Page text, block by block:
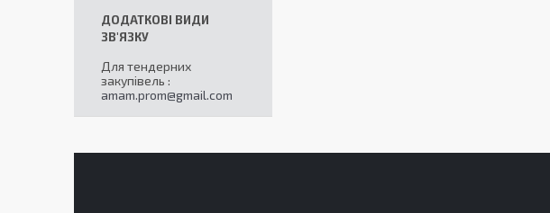
Для тендерних
закупівель
amam.prom@gmail.com